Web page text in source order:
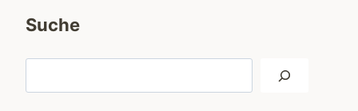
Suche